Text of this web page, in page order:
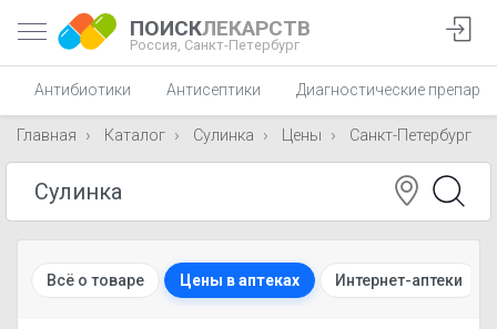
ПОИСКЛЕКАРСТВ
Россия, Санкт-Петербург
Антибиотики Антисептики Диагностические
Главная Каталог Сулинка Цены Санкт-Петербург
Всё о товаре Цены в аптеках Интернет-аптеки